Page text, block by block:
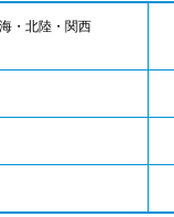
・北陸・関西